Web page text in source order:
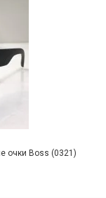
очки Boss (0321)